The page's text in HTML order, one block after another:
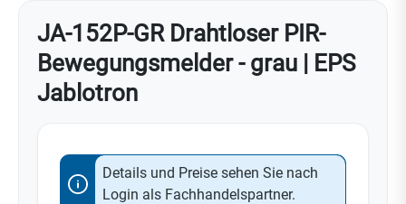
JA-152P-GR Drahtloser PIR-
Bewegungsmelder - grau | EPS
Jablotron
Details und Preise sehen Sie nach
Login als Fachhandelspartner.